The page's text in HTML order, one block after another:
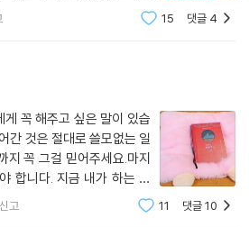
받게 되었는지 그 과정이 자세히 펼쳐진다.
록 조금씩 풀려간다. 그리고 놀라운 기적이
언어로 기적과 감동을 추리하다
살아가던 세 명의 젊은이에게 일어난 하룻밤
일어날 수 없는 기묘한 이야기지만 현재를
가 매우 크다.
, 가장 마음에 들었던 글 한
를 대신하고자 합니다.부디
15 댓글 4
꼭 해주고 싶은 말이 있습
간 것은 절대로 쓸모없는 일
지 꼭 그걸 믿어주세요.마지
합니다. 지금 내가 하는 일
듣고 싶어지는 말. 절대 쓸모
마지막까지 믿으라는 말이
신고 11 댓글10